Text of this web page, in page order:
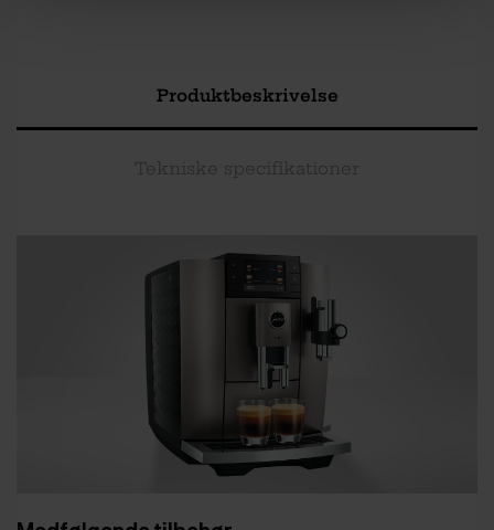
Produktbeskrivelse
Tekniske specifikationer